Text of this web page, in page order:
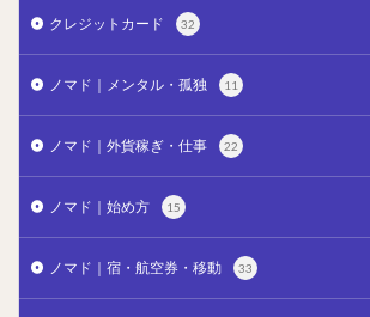
クレジットカード 32
ノマド｜メンタル・孤独 11
ノマド｜外貨稼ぎ・仕事 22
ノマド｜始め方 15
ノマド｜宿・航空券・移動 33